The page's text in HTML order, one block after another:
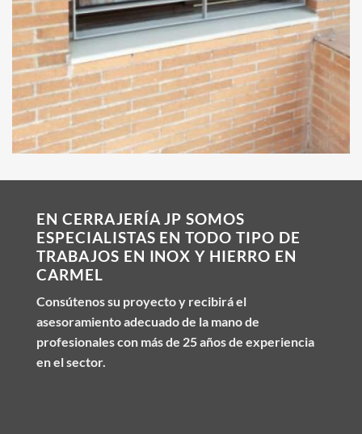
EN CERRAJERÍA JP SOMOS
ESPECIALISTAS EN TODO TIPO DE
TRABAJOS EN INOX Y HIERRO EN
CARMEL
Consútenos su proyecto y recibirá el
asesoramiento adecuado de la mano de
profesionales con más de 25 años de experiencia
en el sector.